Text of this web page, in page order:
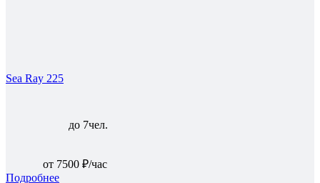
Sea Ray 225
до 7чел.
от 7500 ₽/час
Подробнее